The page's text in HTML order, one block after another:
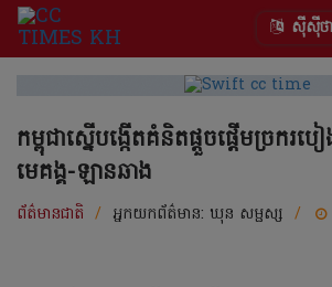
ស៊ីស៊ីថ
កម្ពុជាស្នើបង្កើតគំនិតផ្តួចផ្តើមច្រករបៀ
មេគង្គ-ឡានឆាង
ព័ត៌មានជាតិ / អ្នកយកព័ត៌មាន: ឃុន សម្ផស្ស /